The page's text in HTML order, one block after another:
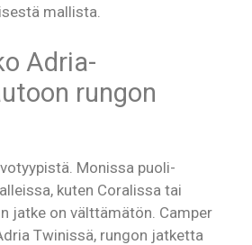
mallista.
Adria-
rungon
Monissa puoli-
kuten Coralissa tai
jatke on välttämätön. Camper
Twinissä, rungon jatketta